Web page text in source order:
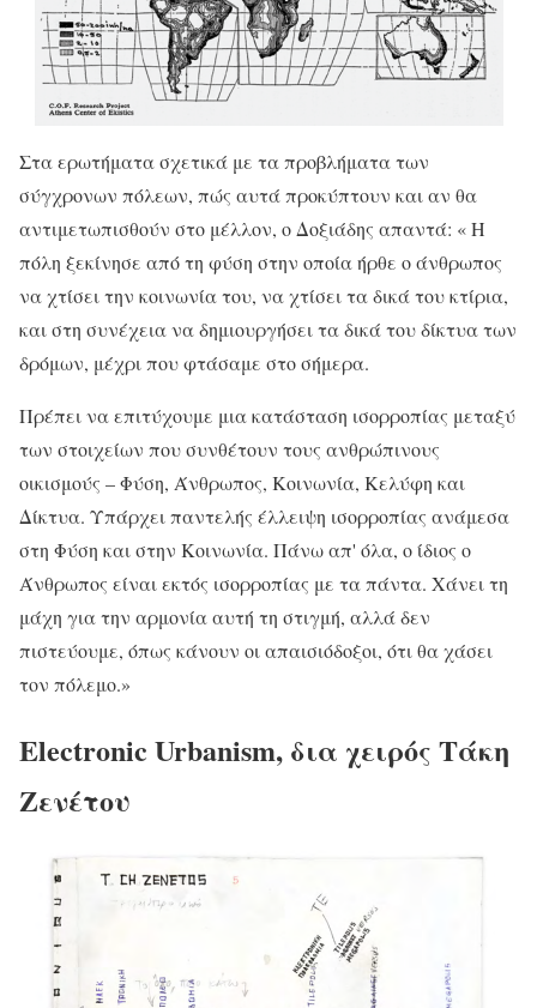
Στα ερωτήματα σχετικά με τα προβλήματα των
σύγχρονων πόλεων, πώς αυτά προκύπτουν και αν θα
αντιμετωπισθούν στο μέλλον, ο Δοξιάδης απαντά: « Η
πόλη ξεκίνησε από τη φύση στην οποία ήρθε ο άνθρωπος
να χτίσει την κοινωνία του, να χτίσει τα δικά του κτίρια,
και στη συνέχεια να δημιουργήσει τα δικά του δίκτυα των
δρόμων, μέχρι που φτάσαμε στο σήμερα.
Πρέπει να επιτύχουμε μια κατάσταση ισορροπίας μεταξύ
των στοιχείων που συνθέτουν τους ανθρώπινους
οικισμούς – Φύση, Άνθρωπος, Κοινωνία, Κελύφη και
Δίκτυα. Υπάρχει παντελής έλλειψη ισορροπίας ανάμεσα
στη Φύση και στην Κοινωνία. Πάνω απ' όλα, ο ίδιος ο
Άνθρωπος είναι εκτός ισορροπίας με τα πάντα. Χάνει τη
μάχη για την αρμονία αυτή τη στιγμή, αλλά δεν
πιστεύουμε, όπως κάνουν οι απαισιόδοξοι, ότι θα χάσει
τον πόλεμο.»
Electronic Urbanism, δια χειρός Τάκη
Ζενέτου